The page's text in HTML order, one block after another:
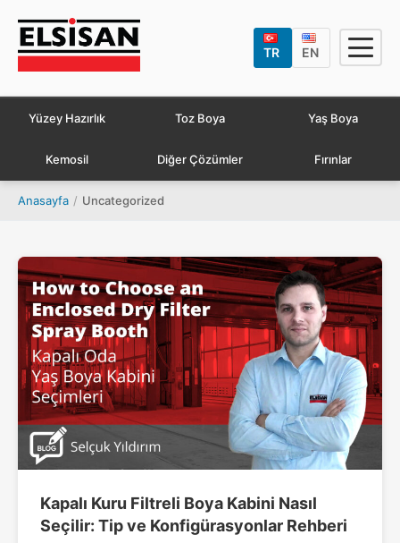
TR EN
Yüzey Hazırlık Toz Boya Yaş Boya
Kemosil Diğer Çözümler Fırınlar
Anasayfa / Uncategorized
Kapalı Kuru Filtreli Boya Kabini Nasıl
Seçilir: Tip ve Konfigürasyonlar Rehberi